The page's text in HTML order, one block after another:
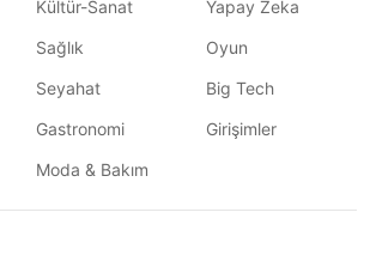
Kültür-Sanat
Sağlık
Seyahat
Gastronomi
Moda & Bakım
Yapay Zeka
Oyun
Big Tech
Girişimler